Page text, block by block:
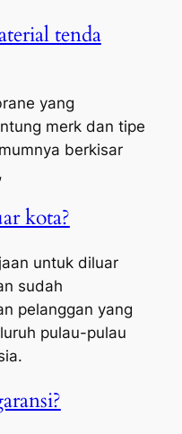
tenda
yang
merk dan tipe
berkisar
kota?
untuk diluar
sudah
pelanggan yang
pulau-pulau